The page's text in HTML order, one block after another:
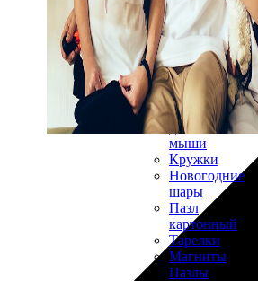
Модульные
картины
ФотоПостеры
ФотоПодушки
Фотоcувениры
Значки
Коврик
для
мыши
Кружки
Новогодние
шары
Пазл
картонный
Тарелки
Магниты
Пазлы